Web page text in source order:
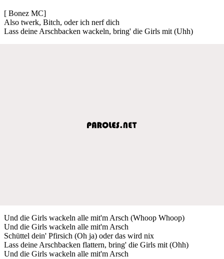
[ Bonez MC]
Also twerk, Bitch, oder ich nerf dich
Lass deine Arschbacken wackeln, bring' die Girls mit (Uhh)
Und die Girls wackeln alle mit'm Arsch (Whoop Whoop)
Und die Girls wackeln alle mit'm Arsch
Schüttel dein' Pfirsich (Oh ja) oder das wird nix
Lass deine Arschbacken flattern, bring' die Girls mit (Ohh)
Und die Girls wackeln alle mit'm Arsch